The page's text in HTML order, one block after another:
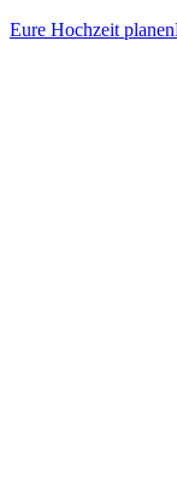
Eure Hochzeit planen